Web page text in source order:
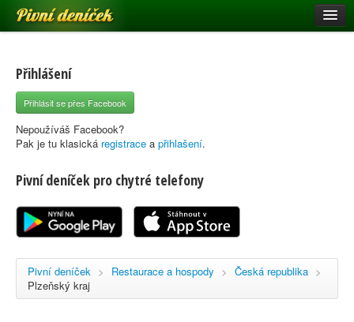
Pivní deníček
Pivní mapa
Pivní značky
Nápověda
Registrace
Přihlášení
Přihlásit se přes Facebook
Nepoužíváš Facebook?
Pak je tu klasická registrace a přihlašení.
Pivní deníček pro chytré telefony
Pivní deníček > Restaurace a hospody > Česká republika >
Plzeňský kraj